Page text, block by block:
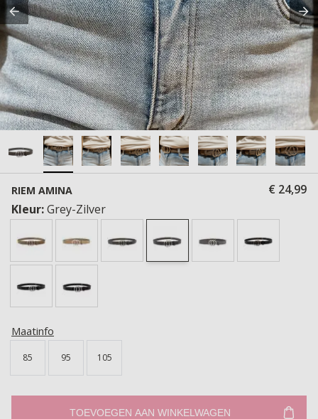
RIEM AMINA
€ 24,99
Kleur:Grey-Zilver
Maatinfo
85 95 105
TOEVOEGEN AAN WINKELWAGEN